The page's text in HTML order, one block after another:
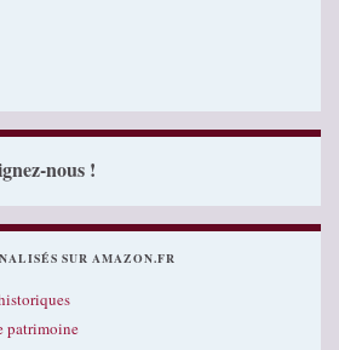
nous !
SUR AMAZON.FR
patrimoine